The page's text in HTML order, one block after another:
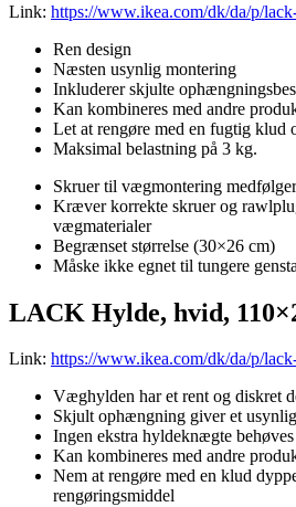
Link: https://www.ikea.com/dk/da/p/
Ren design
Næsten usynlig montering
Inkluderer skjulte
Kan kombineres med andre
Let at rengøre med en fugtig klud
Maksimal belastning på 3 kg.
Skruer til vægmontering
Kræver korrekte skruer og
vægmaterialer
Begrænset størrelse (30×26 cm)
Måske ikke egnet til tungere
LACK Hylde, hvid,
Link: https://www.ikea.com/dk/da/p/
Væghylden har et rent og diskret
Skjult ophængning giver et
Ingen ekstra hyldeknægte behøves
Kan kombineres med andre
Nem at rengøre med en klud
rengøringsmiddel